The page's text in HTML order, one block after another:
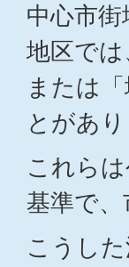
中心市
地区で
または
とがあり
これら
基準で
こうし